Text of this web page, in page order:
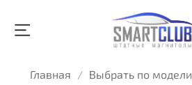
Главная Выбрать по модели